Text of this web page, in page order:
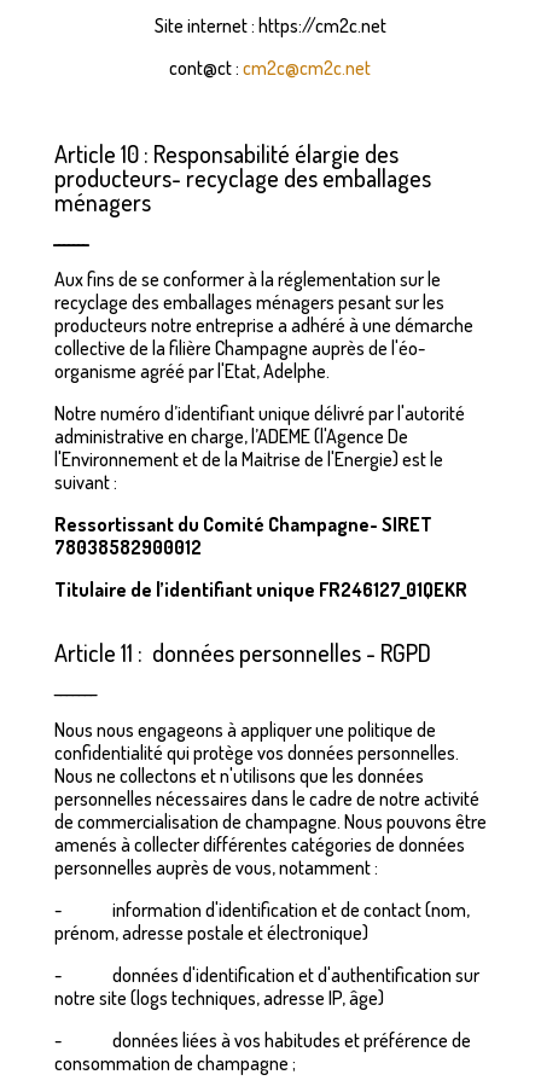
Site internet : https://cm2c.net
cont@ct :cm2c@cm2c.net
Article 10 : Responsabilité élargie des
producteurs- recyclage des emballages
ménagers
Aux fins de se conformer à la réglementation sur le
recyclage des emballages ménagers pesant sur les
producteurs notre entreprise a adhéré à une démarche
collective de la filière Champagne auprès de l'éo-
organisme agréé par l'Etat, Adelphe.
Notre numéro d’identifiant unique délivré par l'autorité
administrative en charge, l’ADEME (l'Agence De
l'Environnement et de la Maitrise de l'Energie) est le
suivant :
Ressortissant du Comité Champagne- SIRET
78038582900012
Titulaire de l’identifiant unique FR246127_01QEKR
Article 11 : données personnelles - RGPD
Nous nous engageons à appliquer une politique de
confidentialité qui protège vos données personnelles.
Nous ne collectons et n'utilisons que les données
personnelles nécessaires dans le cadre de notre activité
de commercialisation de champagne. Nous pouvons être
amenés à collecter différentes catégories de données
personnelles auprès de vous, notamment :
- information d'identification et de contact (nom,
prénom, adresse postale et électronique)
- données d'identification et d'authentification sur
notre site (logs techniques, adresse IP, âge)
- données liées à vos habitudes et préférence de
consommation de champagne ;